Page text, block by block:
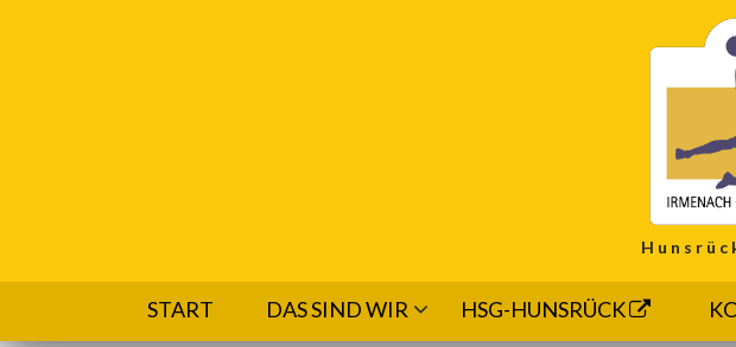
START DAS SIND WIR HSG-HUNSRÜCK